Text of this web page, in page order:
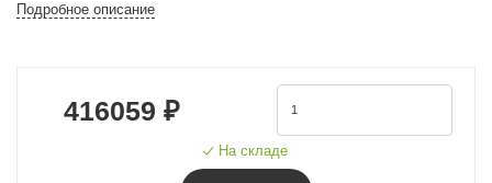
Подробное описание
416059 ₽
На складе